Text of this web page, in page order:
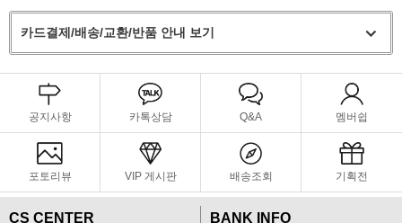
카드결제/배송/교환/반품 안내 보기
공지사항 카톡상담 Q&A 멤버쉽
포토리뷰 VIP 게시판 배송조회 기획전
CS CENTER BANK INFO